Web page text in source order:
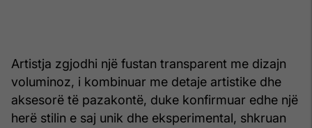
Artistja zgjodhi një fustan transparent me dizajn
voluminoz, i kombinuar me detaje artistike dhe
aksesorë të pazakontë, duke konfirmuar edhe një
herë stilin e saj unik dhe eksperimental, shkruan